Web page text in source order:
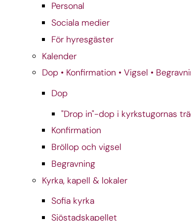
Personal
Sociala medier
För hyresgäster
Kalender
Dop • Konfirmation • Vigsel •
Dop
"Drop in"-dop i kyrkstugornas
Konfirmation
Bröllop och vigsel
Begravning
Kyrka, kapell & lokaler
Sofia kyrka
Sjöstadskapellet